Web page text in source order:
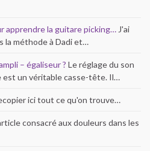
apprendre la guitare picking…J'ai
la méthode à Dadi et…
– égaliseur ? Le réglage du son
est un véritable casse-tête. Il…
ici tout ce qu'on trouve…
consacré aux douleurs dans les